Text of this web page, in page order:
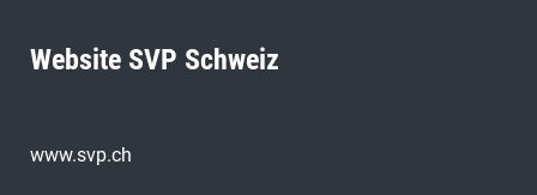
Website SVP Schweiz
www.svp.ch